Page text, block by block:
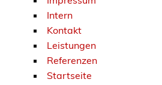
Intern
Kontakt
Leistungen
Referenzen
Startseite